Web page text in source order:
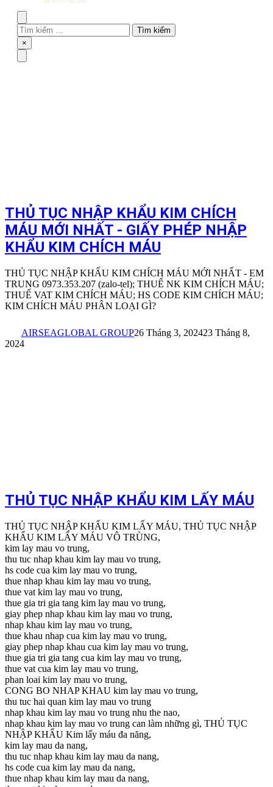
Tìm
kiếm
cho:
Close
×
THỦ TỤC NHẬP KHẨU KIM CHÍCH
MÁU MỚI NHẤT - GIẤY PHÉP NHẬP
KHẨU KIM CHÍCH MÁU
THỦ TỤC NHẬP KHẨU KIM CHÍCH MÁU MỚI NHẤT - EM
TRUNG 0973.353.207 (zalo-tel); THUẾ NK KIM CHÍCH MÁU;
THUẾ VAT KIM CHÍCH MÁU; HS CODE KIM CHÍCH MÁU;
KIM CHÍCH MÁU PHÂN LOẠI GÌ?
AIRSEAGLOBAL GROUP26 Tháng 3, 202423 Tháng 8,
2024
THỦ TỤC NHẬP KHẨU KIM LẤY MÁU
THỦ TỤC NHẬP KHẨU KIM LẤY MÁU, THỦ TỤC NHẬP
KHẨU KIM LẤY MÁU VÔ TRÙNG,
kim lay mau vo trung,
thu tuc nhap khau kim lay mau vo trung,
hs code cua kim lay mau vo trung,
thue nhap khau kim lay mau vo trung,
thue vat kim lay mau vo trung,
thue gia tri gia tang kim lay mau vo trung,
giay phep nhap khau kim lay mau vo trung,
nhap khau kim lay mau vo trung,
thue khau nhap cua kim lay mau vo trung,
giay phep nhap khau cua kim lay mau vo trung,
thue gia tri gia tang cua kim lay mau vo trung,
thue vat cua kim lay mau vo trung,
phan loai kim lay mau vo trung,
CONG BO NHAP KHAU kim lay mau vo trung,
thu tuc hai quan kim lay mau vo trung
nhap khau kim lay mau vo trung nhu the nao,
nhap khau kim lay mau vo trung can làm những gì, THỦ TỤC
NHẬP KHẨU Kim lấy máu đa năng,
kim lay mau da nang,
thu tuc nhap khau kim lay mau da nang,
hs code cua kim lay mau da nang,
thue nhap khau kim lay mau da nang,